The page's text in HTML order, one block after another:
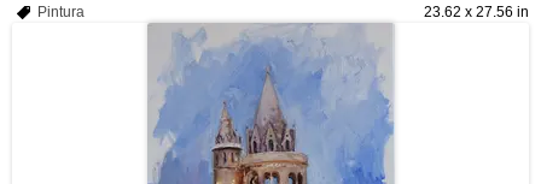
23.62 x 27.56 in
Pintura